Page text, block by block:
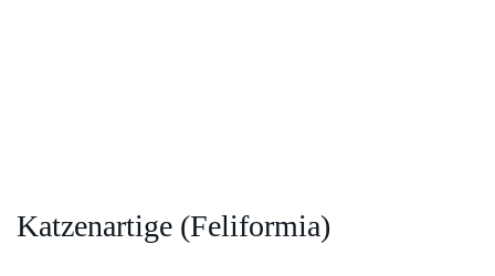
Katzenartige (Feliformia)